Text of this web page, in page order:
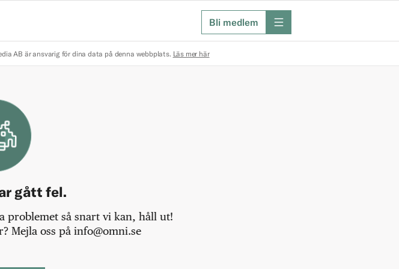
Bli medlem meny
AB är ansvarig för dina data på denna webbplats. Läs mer här
gått fel.
problemet så snart vi kan, håll ut!
Mejla oss på info@omni.se